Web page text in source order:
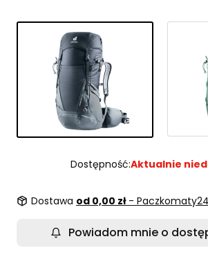
Dostępność:Aktualnie
Dostawa od 0,00 zł - Paczkomaty24
Powiadom mnie o